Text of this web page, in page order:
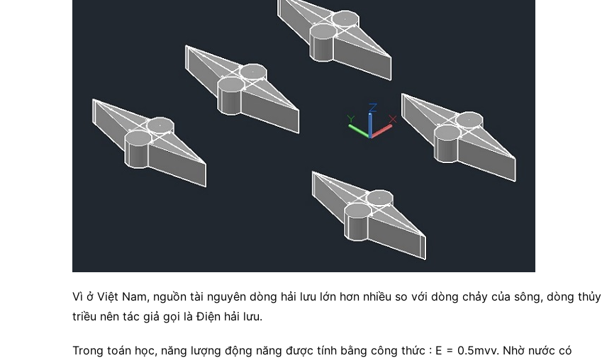
Vì ở Việt Nam, nguồn tài nguyên dòng hải lưu lớn hơn nhiều so với dòng chảy của sông, dòng thủy
triều nên tác giả gọi là Điện hải lưu.
Trong toán học, năng lượng động năng được tính bằng công thức : E = 0.5mvv. Nhờ nước có